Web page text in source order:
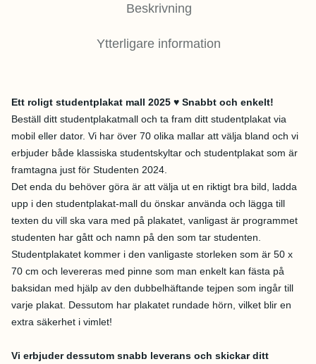
Beskrivning
Ytterligare information
Ett roligt studentplakat mall 2025 ♥ Snabbt och enkelt!
Beställ ditt studentplakatmall och ta fram ditt studentplakat via
mobil eller dator. Vi har över 70 olika mallar att välja bland och vi
erbjuder både klassiska studentskyltar och studentplakat som är
framtagna just för Studenten 2024.
Det enda du behöver göra är att välja ut en riktigt bra bild, ladda
upp i den studentplakat-mall du önskar använda och lägga till
texten du vill ska vara med på plakatet, vanligast är programmet
studenten har gått och namn på den som tar studenten.
Studentplakatet kommer i den vanligaste storleken som är 50 x
70 cm och levereras med pinne som man enkelt kan fästa på
baksidan med hjälp av den dubbelhäftande tejpen som ingår till
varje plakat. Dessutom har plakatet rundade hörn, vilket blir en
extra säkerhet i vimlet!
Vi erbjuder dessutom snabb leverans och skickar ditt